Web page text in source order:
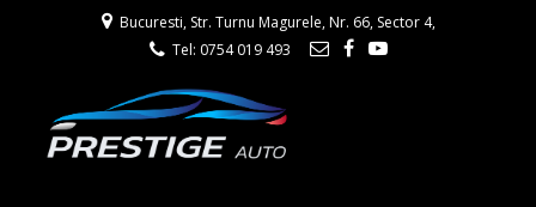
Bucuresti, Str. Turnu Magurele, Nr. 66, Sector 4,
Tel: 0754 019 493